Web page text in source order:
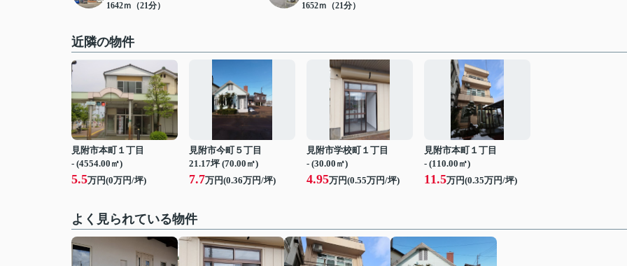
1642ｍ（21分） 1652ｍ（21分）
近隣の物件
見附市本町１丁目
- (4554.00㎡)
5.5万円(0万円/坪)
見附市今町５丁目
21.17坪 (70.00㎡)
7.7万円(0.36万円/坪)
見附市学校町１丁目
- (30.00㎡)
4.95万円(0.55万円/坪)
見附市本町１丁目
- (110.00㎡)
11.5万円(0.35万円/坪)
よく見られている物件